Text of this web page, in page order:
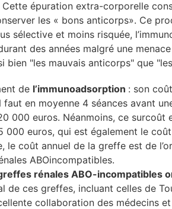
épuration extra-corporelle
les « bons anticorps». Ce
sélective et moins risquée,
des années malgré une
bien "les mauvais anticorps" que
de l’immunoadsorption : son
faut en moyenne 4 séances avant
000 euros. Néanmoins, ce surcoût
000 euros, qui est également le
le coût annuel de la greffe est de
ABOincompatibles.
rénales ABO-incompatibles
de ces greffes, incluant celles de
collaboration des médecins